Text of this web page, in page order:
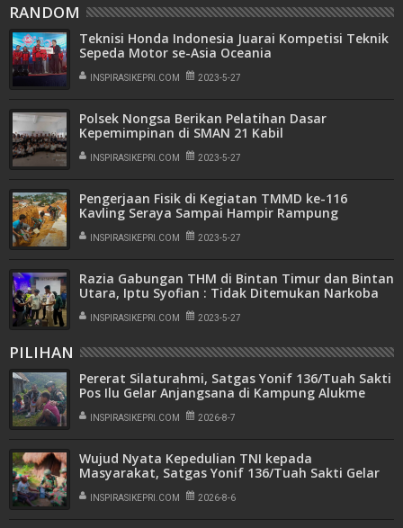
RANDOM
Teknisi Honda Indonesia Juarai Kompetisi Teknik
Sepeda Motor se-Asia Oceania
INSPIRASIKEPRI.COM 2023-5-27
Polsek Nongsa Berikan Pelatihan Dasar
Kepemimpinan di SMAN 21 Kabil
INSPIRASIKEPRI.COM 2023-5-27
Pengerjaan Fisik di Kegiatan TMMD ke-116
Kavling Seraya Sampai Hampir Rampung
INSPIRASIKEPRI.COM 2023-5-27
Razia Gabungan THM di Bintan Timur dan Bintan
Utara, Iptu Syofian : Tidak Ditemukan Narkoba
INSPIRASIKEPRI.COM 2023-5-27
PILIHAN
Pererat Silaturahmi, Satgas Yonif 136/Tuah Sakti
Pos Ilu Gelar Anjangsana di Kampung Alukme
INSPIRASIKEPRI.COM 2026-8-7
Wujud Nyata Kepedulian TNI kepada
Masyarakat, Satgas Yonif 136/Tuah Sakti Gelar
Pengobatan Keliling di Kampung Kalome
INSPIRASIKEPRI.COM 2026-8-6